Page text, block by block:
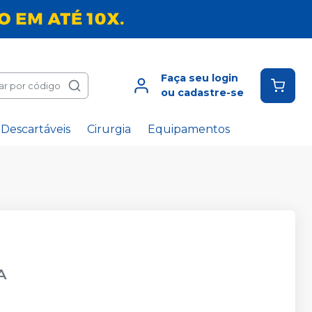
por código
Faça seu login
ou cadastre-se
Descartáveis Cirurgia Equipamentos